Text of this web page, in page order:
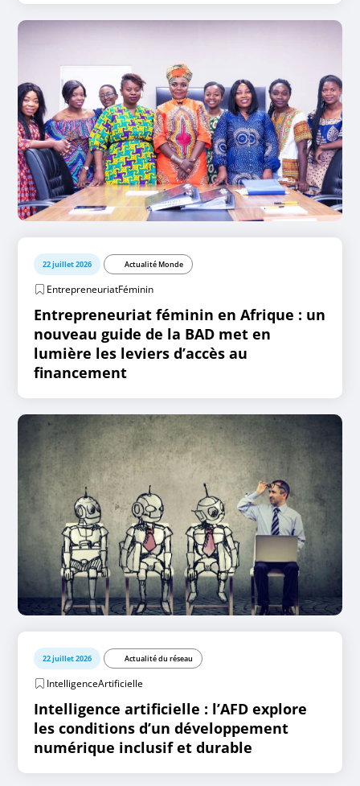
22 juillet 2026 Actualité Monde
EntrepreneuriatFéminin
Entrepreneuriat féminin en Afrique : un
nouveau guide de la BAD met en
lumière les leviers d’accès au
financement
22 juillet 2026 Actualité du réseau
IntelligenceArtificielle
Intelligence artificielle : l’AFD explore
les conditions d’un développement
numérique inclusif et durable